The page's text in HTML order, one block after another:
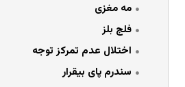
مه مغزی
فلج بلز
اختلال عدم تمرکز توجه
سندرم پای بیقرار